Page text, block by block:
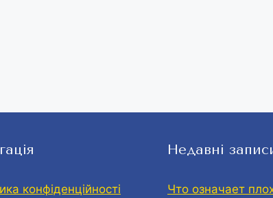
конфіденційності
Недавні
Что означает